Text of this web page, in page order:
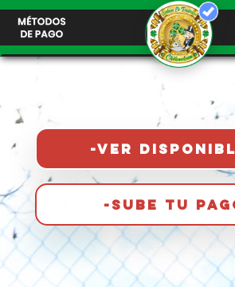
-VER
-SUBE TU